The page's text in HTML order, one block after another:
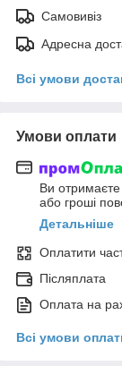
Самовивіз
Адресна
Всі умови
Умови оплати
Ви
або гроші
Детальніше
Оплатити
Післяплата
Оплата на
Всі умови